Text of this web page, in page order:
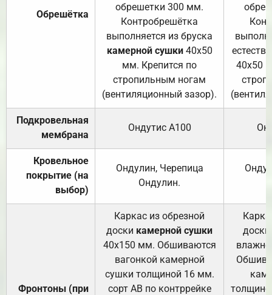
Обрешётка
обрешетки 300 мм.
Контробрешётка
выполняется из бруска
камерной сушки40х50
мм. Крепится по
стропильным ногам
(вентиляционный зазор).
40х50
Подкровельная
мембрана
Ондутис А100
Кровельное
покрытие (на
выбор)
Ондулин, Черепица
Ондулин.
Фронтоны (при
Каркас из обрезной
доски камерной сушки
40х150 мм. Обшиваются
вагонкой камерной
сушки толщиной 16 мм.
сорт АВ по контррейке
доски